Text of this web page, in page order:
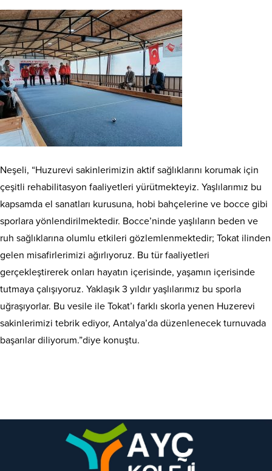
Neşeli, “Huzurevi sakinlerimizin aktif sağlıklarını korumak için
çeşitli rehabilitasyon faaliyetleri yürütmekteyiz. Yaşlılarımız bu
kapsamda el sanatları kurusuna, hobi bahçelerine ve bocce gibi
sporlara yönlendirilmektedir. Bocce’ninde yaşlıların beden ve
ruh sağlıklarına olumlu etkileri gözlemlenmektedir; Tokat ilinden
gelen misafirlerimizi ağırlıyoruz. Bu tür faaliyetleri
gerçekleştirerek onları hayatın içerisinde, yaşamın içerisinde
tutmaya çalışıyoruz. Yaklaşık 3 yıldır yaşlılarımız bu sporla
uğraşıyorlar. Bu vesile ile Tokat’ı farklı skorla yenen Huzerevi
sakinlerimizi tebrik ediyor, Antalya’da düzenlenecek turnuvada
başarılar diliyorum.”diye konuştu.